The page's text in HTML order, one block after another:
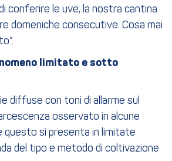
conferire le uve, la nostra cantina
domeniche consecutive. Cosa mai
limitato e sotto
diffuse con toni di allarme sul
osservato in alcune
questo si presenta in limitate
del tipo e metodo di coltivazione